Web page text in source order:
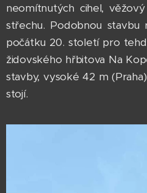
neomítnutých cihel,
střechu. Podobnou stavbu
počátku 20. století pro
židovského hřbitova Na
stavby, vysoké 42 m
stojí.